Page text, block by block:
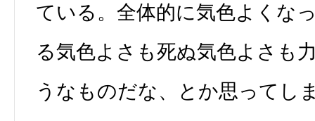
ている。全体的に気色よくな
る気色よさも死ぬ気色よさも
うなものだな、とか思ってし